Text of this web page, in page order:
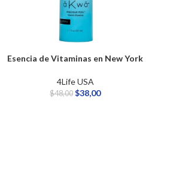
Esencia de Vitaminas en New York
4Life USA
$48,00 $38,00